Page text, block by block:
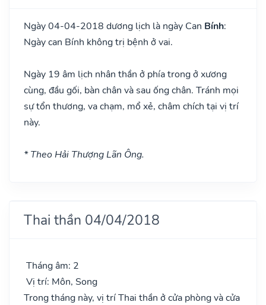
Ngày 04-04-2018 dương lịch là ngày Can Bính:
Ngày can Bính không trị bệnh ở vai.
Ngày 19 âm lịch nhân thần ở phía trong ở xương
cùng, đầu gối, bàn chân và sau ống chân. Tránh mọi
sự tổn thương, va chạm, mổ xẻ, châm chích tại vị trí
này.
* Theo Hải Thượng Lãn Ông.
Thai thần 04/04/2018
Tháng âm: 2
Vị trí: Môn, Song
Trong tháng này, vị trí Thai thần ở cửa phòng và cửa